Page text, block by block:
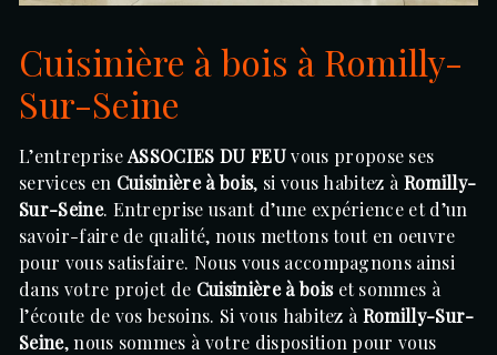
Cuisinière à bois à Romilly-
Sur-Seine
L’entrepriseASSOCIES DU FEUvous propose ses
services en Cuisinière à bois, si vous habitez à Romilly-
Sur-Seine. Entreprise usant d’une expérience et d’un
savoir-faire de qualité, nous mettons tout en oeuvre
pour vous satisfaire. Nous vous accompagnons ainsi
dans votre projet de Cuisinière à boiset sommes à
l’écoute de vos besoins. Si vous habitez à Romilly-Sur-
Seine, nous sommes à votre disposition pour vous